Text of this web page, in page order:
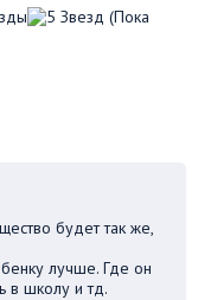
(Пока
будет так же,
лучше. Где он
в школу и тд.